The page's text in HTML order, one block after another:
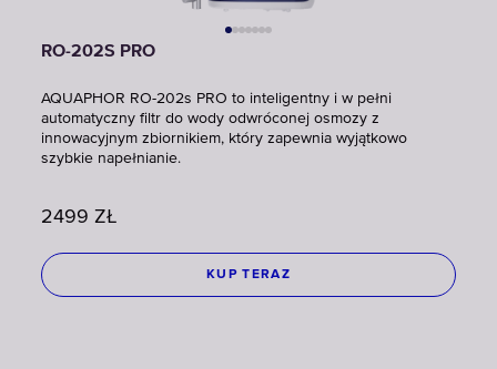
RO-202S PRO
AQUAPHOR RO-202s PRO to inteligentny i w pełni
automatyczny filtr do wody odwróconej osmozy z
innowacyjnym zbiornikiem, który zapewnia wyjątkowo
szybkie napełnianie.
2499 ZŁ
KUP TERAZ